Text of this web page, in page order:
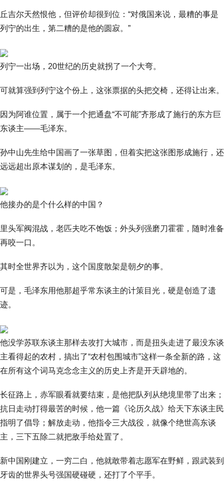
丘吉尔天然恨他，但评价却很到位：“对俄国来说，最糟的事是
列宁的出生，第二糟的是他的圆寂。”
列宁一出场，20世纪的历史就拐了一个大弯。
可就算强到列宁这个份上，这张票据的头把交椅，还得让出来。
因为阿谁位置，属于一个把通盘“不可能”齐形成了施行的东方巨
东谈主——毛泽东。
孙中山先生给中国画了一张草图，但着实把这张图形成施行，还
远远超出原本谋划的，是毛泽东。
他接办的是个什么样的中国？
里头军阀混战，老匹夫吃不饱饭；外头列强磨刀霍霍，随时准备
再咬一口。
其时全世界齐以为，这个国度散架是朝夕的事。
可是，毛泽东用他那超乎常东谈主的计策目光，硬是创造了遗
迹。
他没学苏联东谈主那样去攻打大城市，而是扭头走进了最没东谈
主看得起的农村，搞出了“农村包围城市”这样一条全新的路，这
在所有这个词马克念念主义的历史上齐是开天辟地的。
长征路上，赤军眼看就要结束，是他把队列从绝境里带了出来；
抗日走动打得最苦的时候，他一篇《论历久战》给天下东谈主民
指明了倡导；解放走动，他指令三大战役，就像个绝世高东谈
主，三下五除二就把敌手给处置了。
新中国刚建立，一穷二白，他就敢带着志愿军在野鲜，跟武装到
牙齿的世界头号强国硬碰硬，还打了个平手。